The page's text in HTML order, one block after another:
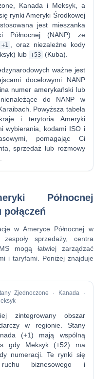
Kanada i Meksyk, a
rynki Ameryki Środkowej
jest mieszanka
Północnej (NANP) ze
+1
, oraz niezależne kody
lub +53
(Kuba).
ważne jest
docelowymi NANP
numer amerykański lub
do NANP w
Powyższa tabela
i terytoria Ameryki
wybierania, kodami ISO i
pomagając Ci
sprzedaż lub rozmowy
Północnej
w Ameryce Północnej w
sprzedaży, centra
mogą łatwiej zarządzać
i taryfami. Poniżej znajduje
Zjednoczone · Kanada ·
zintegrowany obszar
w regionie. Stany
(+1) mają wspólną
gdy Meksyk (+52) ma
numeracji. Te rynki się
biznesowego i